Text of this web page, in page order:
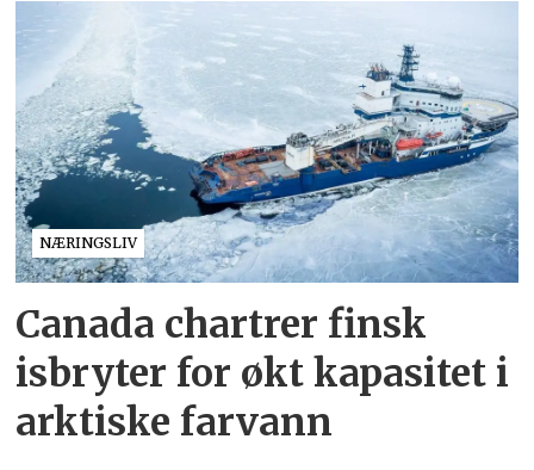
NÆRINGSLIV
Canada chartrer finsk
isbryter for økt kapasitet i
arktiske farvann